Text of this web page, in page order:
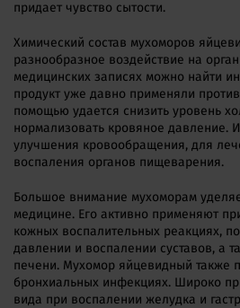
придает чувство сытости.
Химический состав мухоморов
разнообразное воздействие на
медицинских записях можно найти
продукт уже давно применяли
помощью удается снизить уровень
нормализовать кровяное давление.
улучшения кровообращения, для
воспаления органов пищеварения.
Большое внимание мухоморам
медицине. Его активно применяют
кожных воспалительных реакциях,
давлении и воспалении суставов, а
печени. Мухомор яйцевидный также
бронхиальных инфекциях. Широко
вида при воспалении желудка и